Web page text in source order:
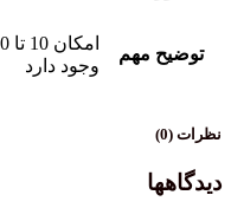
توضیح مهم
وجود دارد
نظرات (0)
دیدگاهها